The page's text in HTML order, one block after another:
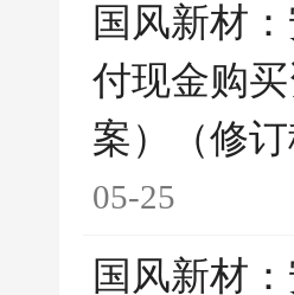
国风新材
付现金购
案）（修
05-25
国风新材